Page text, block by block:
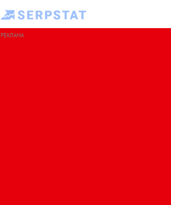
РЕКЛАМА